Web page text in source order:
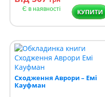
Є в наявності КУПИТИ
Сходження Аврори – Емі
Кауфман